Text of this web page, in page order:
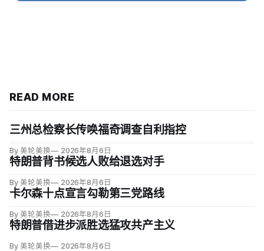
READ MORE
三州总检察长传唤福奇调查自利指控
By 美轮美换 2026年8月6日
特朗普背书候选人败给退选对手
By 美轮美换 2026年8月6日
卡尔森十点宣言勾勒第三党路线
By 美轮美换 2026年8月6日
特朗普借进步派胜选猛攻共产主义
By 美轮美换 2026年8月6日